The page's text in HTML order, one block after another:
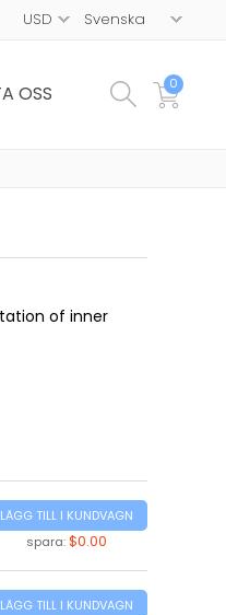
OSS 0
of inner
LÄGG TILL I KUNDVAGN
spara:$0.00
LÄGG TILL I KUNDVAGN